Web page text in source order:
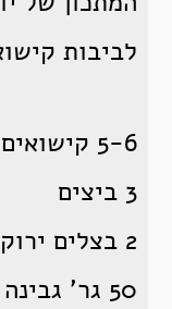
לביבות
5-6 קישואים בינוניים
3 ביצים
2 בצלים ירוקים קצוצים
50 גר’